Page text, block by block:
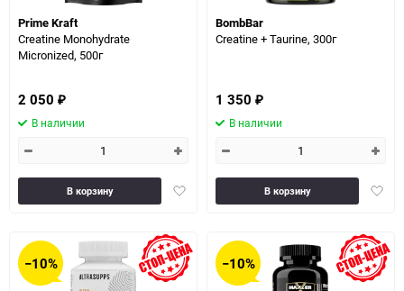
Prime Kraft
Creatine Monohydrate
Micronized, 500г
2 050 ₽
В наличии
Добавить
В корзину
BombBar
Creatine + Taurine, 300г
1 350 ₽
В наличии
В корзину
−10% −10%